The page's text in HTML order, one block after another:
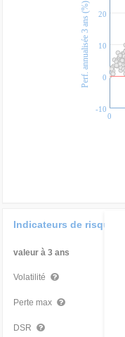
-10
0
10
20
Perf. annualisée 3 ans (%)
0
Indicateurs de risque
valeur à 3 ans
Volatilité
Perte max
DSR